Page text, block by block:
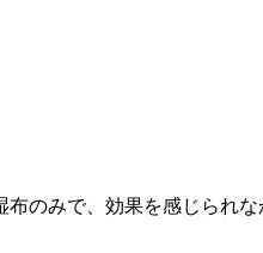
のみで、効果を感じられな